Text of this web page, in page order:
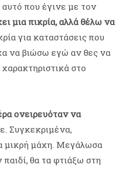
αυτό που έγινε με τον
μια πικρία, αλλά θέλω να
για καταστάσεις που
να βιώσω εγώ αν θες να
στο
ονειρευόταν να
Συγκεκριμένα,
μικρή μάχη. Μεγάλωσα
θα τα φτιάξω στη